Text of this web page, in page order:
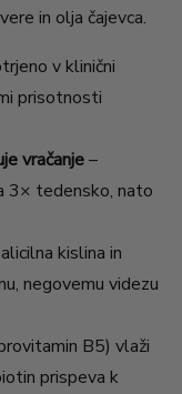
in olja čajevca.
v klinični
prisotnosti
vračanje–
3× tedensko, nato
kislina in
negovemu videzu
B5) vlaži
prispeva k